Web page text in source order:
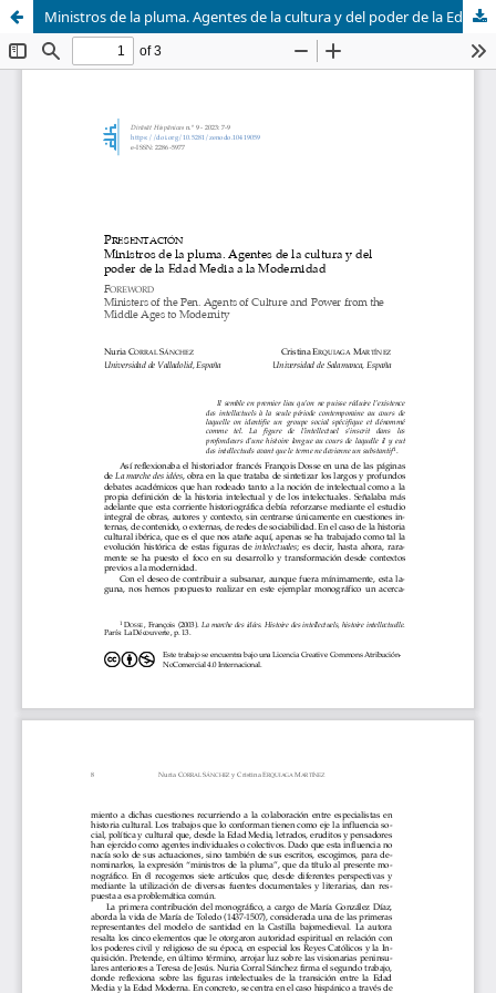
Ministros de la pluma. Agentes de la cultura y del poder de la Edad Media a la Modernidad